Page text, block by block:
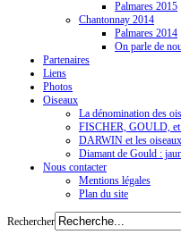
Palmares 2015
Chantonnay 2014
Palmares 2014
On parle de
Partenaires
Liens
Photos
Oiseaux
La dénomination des
FISCHER, GOULD, et
DARWIN et les oiseaux
Diamant de Gould :
Nous contacter
Mentions légales
Plan du site
Rechercher